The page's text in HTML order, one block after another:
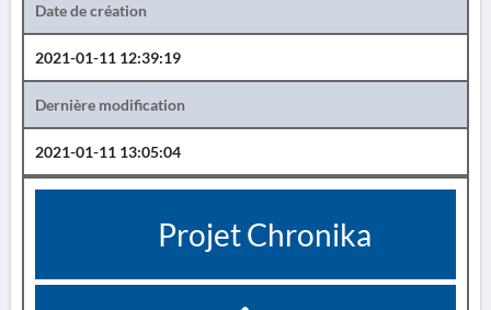
Date de création
2021-01-11 12:39:19
Dernière modification
2021-01-11 13:05:04
Projet Chronika